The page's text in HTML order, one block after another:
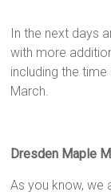
In the next days
with more
including the
March.
Dresden Maple
As you know, we